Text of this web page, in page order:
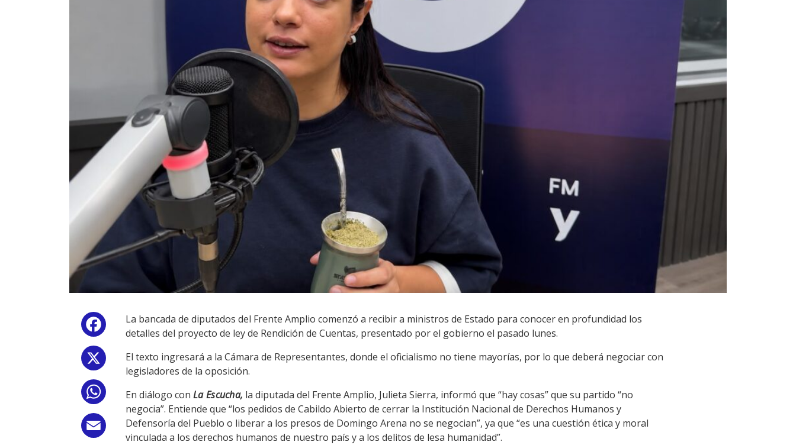
Facebook
WhatsApp
Email
La bancada de diputados del Frente Amplio comenzó a recibir a ministros de Estado para conocer en profundidad los
detalles del proyecto de ley de Rendición de Cuentas, presentado por el gobierno el pasado lunes.
El texto ingresará a la Cámara de Representantes, donde el oficialismo no tiene mayorías, por lo que deberá negociar con
legisladores de la oposición.
En diálogo con La Escucha, la diputada del Frente Amplio, Julieta Sierra, informó que “hay cosas” que su partido “no
negocia”. Entiende que “los pedidos de Cabildo Abierto de cerrar la Institución Nacional de Derechos Humanos y
Defensoría del Pueblo o liberar a los presos de Domingo Arena no se negocian”, ya que “es una cuestión ética y moral
vinculada a los derechos humanos de nuestro país y a los delitos de lesa humanidad”.